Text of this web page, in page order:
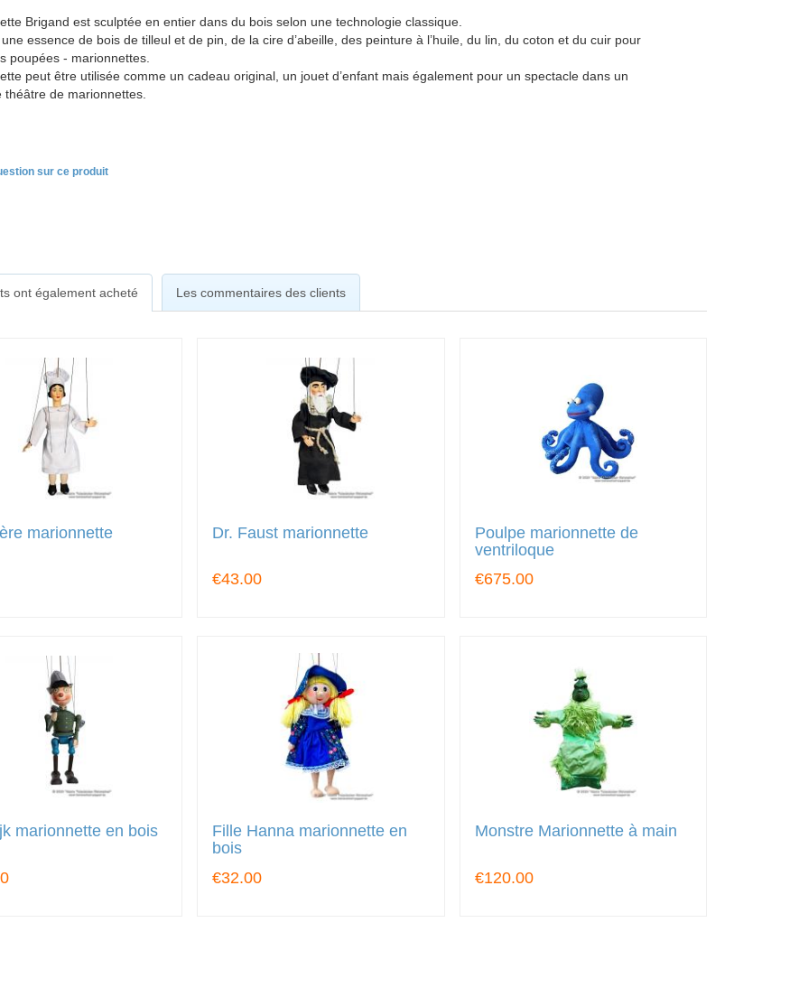
Brigand est sculptée en entier dans du bois selon une technologie classique.
essence de bois de tilleul et de pin, de la cire d’abeille, des peinture à l’huile, du lin, du coton et du cuir pour
poupées - marionnettes.
peut être utilisée comme un cadeau original, un jouet d’enfant mais également pour un spectacle dans un
théâtre de marionnettes.
sur ce produit
ont également acheté Les commentaires des clients
marionnette Dr. Faust marionnette
€43.00
Poulpe marionnette de
ventriloque
€675.00
marionnette en bois
Fille Hanna marionnette en
bois
€32.00
Monstre Marionnette à main
€120.00